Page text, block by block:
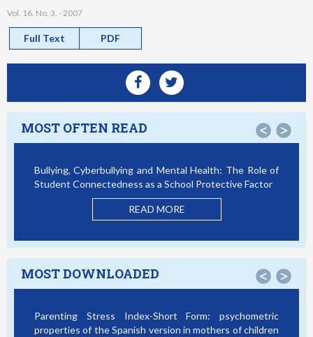
Vol. 16. No. 3. - 2007
Full Text PDF
MOST OFTEN READ < >
Bullying, Cyberbullying and Mental Health: The Role of
Student Connectedness as a School Protective Factor
READ MORE
MOST DOWNLOADED < >
Parenting Stress Index-Short Form: psychometric
properties of the Spanish version in mothers of children